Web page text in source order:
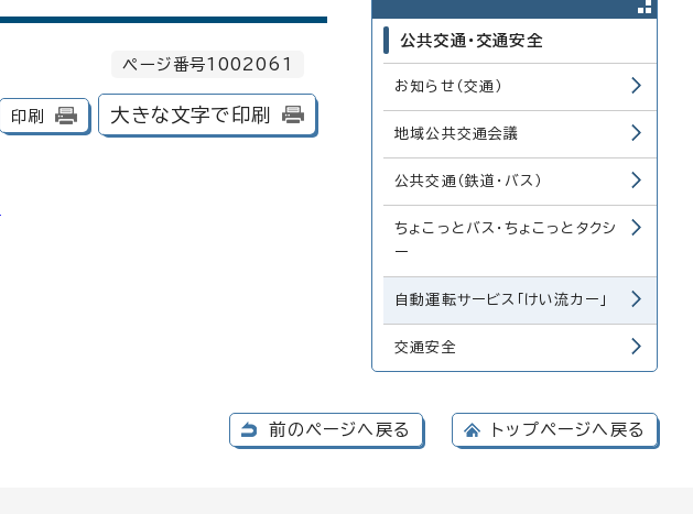
ページ番号1002061
印刷 大きな文字で印刷
公共交通・交通安全
お知らせ（交通）
地域公共交通会議
公共交通（鉄道・バス）
ちょこっとバス・ちょこっとタクシ
ー
自動運転サービス「けい流カー」
交通安全
前のページへ戻る トップページへ戻る